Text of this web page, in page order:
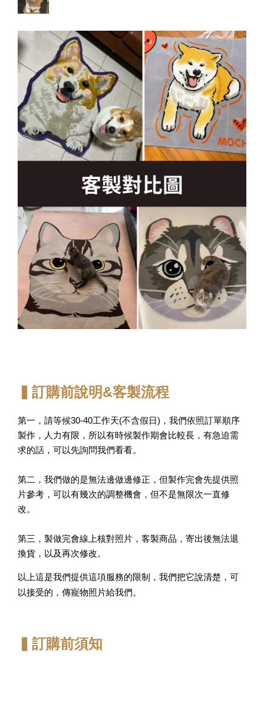
▍訂購前說明&客製流程
第一，請等候30-40工作天(不含假日)，我們依照訂單順序
製作，人力有限，所以有時候製作期會比較長，有急迫需
求的話，可以先詢問我們看看。
第二，我們做的是無法邊做邊修正，但製作完會先提供照
片參考，可以有幾次的調整機會，但不是無限次一直修
改。
第三，製做完會線上核對照片，客製商品，寄出後無法退
換貨，以及再次修改。
以上這是我們提供這項服務的限制，我們把它說清楚，可
以接受的， 傳寵物照片給我們。
▍訂購前須知